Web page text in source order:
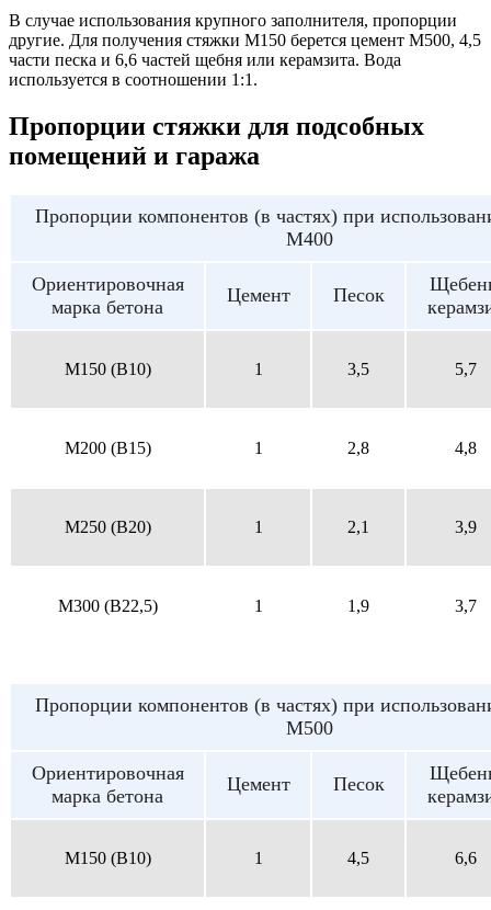
В случае использования крупного заполнителя, пропорции
другие. Для получения стяжки М150 берется цемент М500, 4,5
части песка и 6,6 частей щебня или керамзита. Вода
используется в соотношении 1:1.
Пропорции стяжки для подсобных
помещений и гаража
Пропорции компонентов (в частях) при
М400
Ориентировочная
марка бетона
Цемент Песок
M150 (B10) 1 3,5 5,7
M200 (B15) 1 2,8 4,8
M250 (B20) 1 2,1 3,9
M300 (B22,5) 1 1,9 3,7
Пропорции компонентов (в частях) при
М500
Ориентировочная
марка бетона
Цемент Песок
M150 (B10) 1 4,5 6,6